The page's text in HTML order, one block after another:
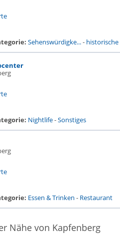
Sehenswürdigke...- historische
Nightlife-Sonstiges
Essen & Trinken - Restaurant
Nähe von Kapfenberg